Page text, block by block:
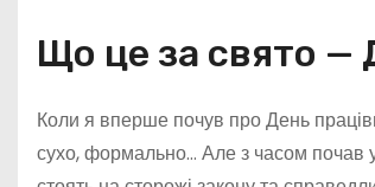
Що це за свято —
Коли я вперше почув про День
сухо, формально… Але з часом почав